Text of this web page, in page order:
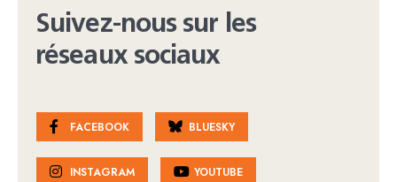
Suivez-nous sur les
réseaux sociaux
FACEBOOK BLUESKY
INSTAGRAM YOUTUBE